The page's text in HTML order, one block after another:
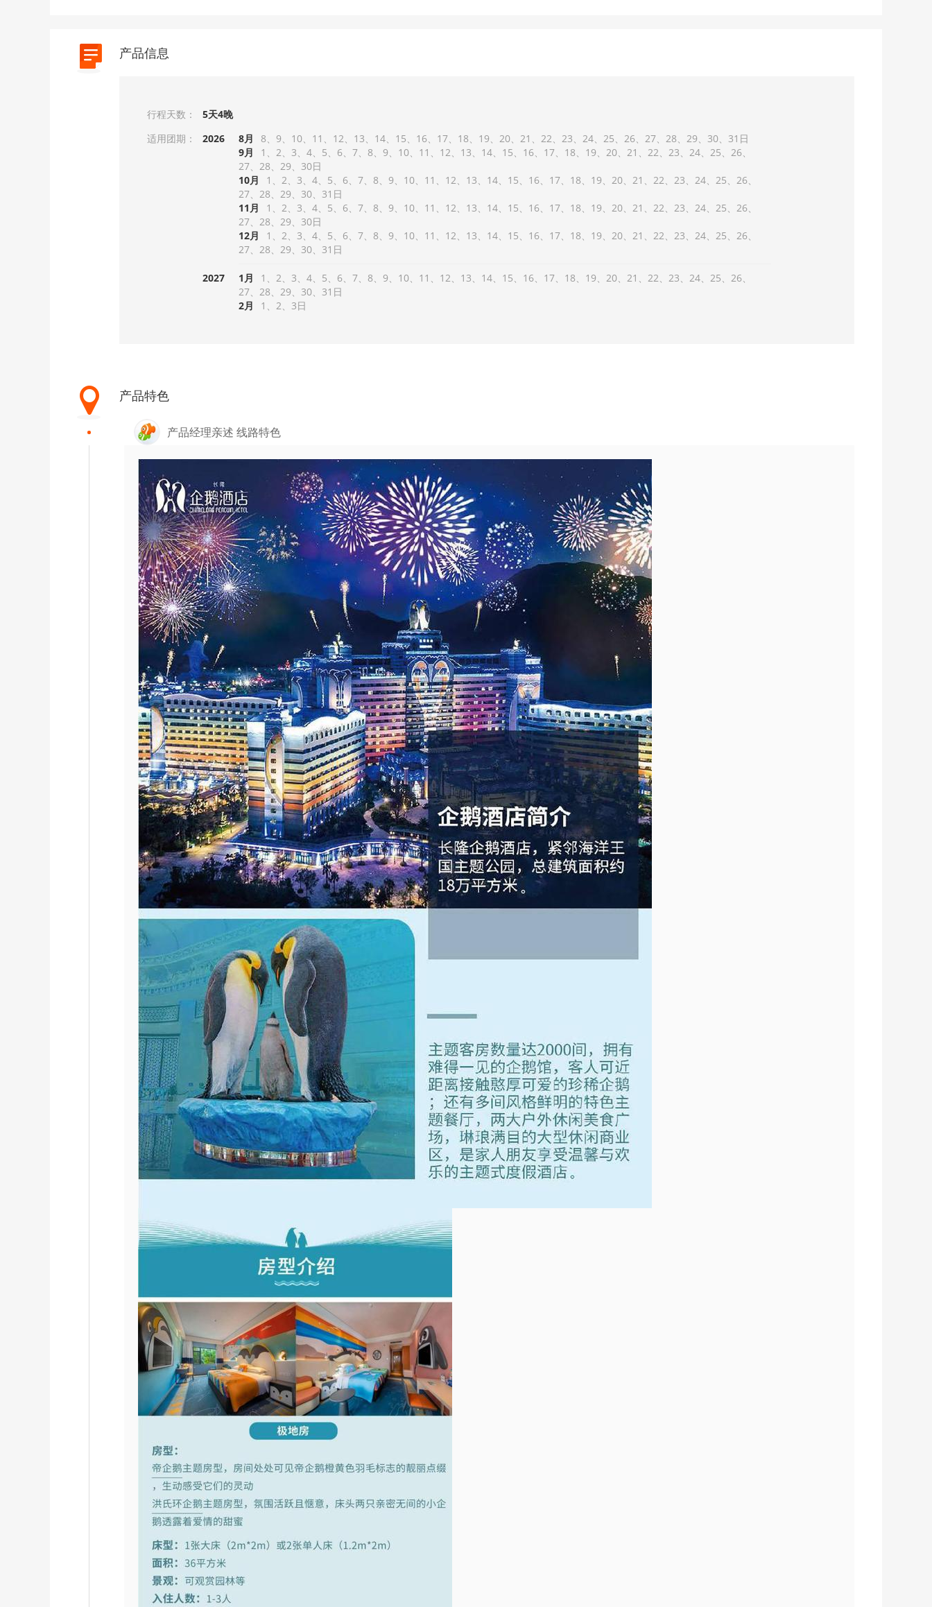
产品信息
行程天数：
5天4晚
适用团期：
2026 8月 8 9 10 11 12 13 14 15 16 17 18 19 20 21 22 23 24 25 26 27 28 29 30
31
9月
1 2 3 4 5 6 7 8 9 10 11 12 13 14 15 16 17 18 19 20 21 22 23 24 25
26
27
28 29
30
10月
1 2 3 4 5 6 7 8 9 10 11 12 13 14 15 16 17 18 19 20 21 22 23 24 25
26
27
28 29 30
31
11月
1 2 3 4 5 6 7 8 9 10 11 12 13 14 15 16 17 18 19 20 21 22 23 24 25
26
27
28 29
30
12月
1 2 3 4 5 6 7 8 9 10 11 12 13 14 15 16 17 18 19 20 21 22 23 24 25
26
27
28 29 30 31
2027 1月 1 2 3 4 5 6 7 8 9 10 11 12 13 14 15 16 17 18 19 20 21 22 23 24 25
26
27
28 29 30
31
2月
1 2 3
产品特色
产品经理亲述 线路特色